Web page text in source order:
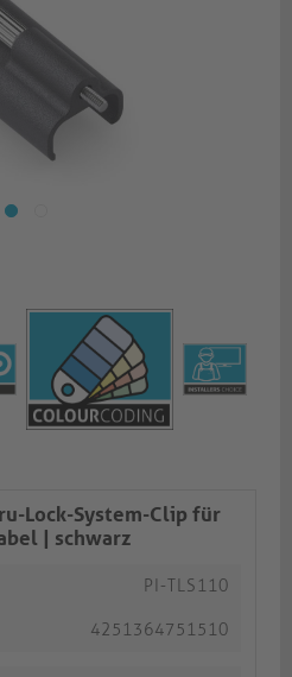
Lock-System-Clip für
| schwarz​​​​​​​
PI-TLS110
4251364751510